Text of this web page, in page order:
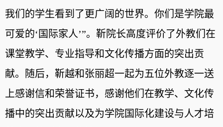
我们的学生看到了更广阔的世界。你们是学院最
可爱的‘国际家人’”。靳院长高度评价了外教们在
课堂教学、专业指导和文化传播方面的突出贡
献。随后，靳越和张丽超一起为五位外教逐一送
上感谢信和荣誉证书，感谢他们在教学、文化传
播中的突出贡献以及为学院国际化建设与人才培